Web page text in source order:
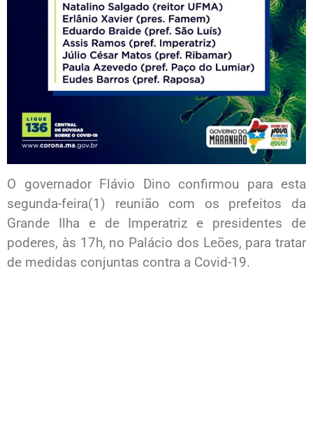
O governador Flávio Dino confirmou para esta
segunda-feira(1) reunião com os prefeitos da
Grande Ilha e de Imperatriz e presidentes de
poderes, às 17h, no Palácio dos Leões, para tratar
de medidas conjuntas contra a Covid-19.